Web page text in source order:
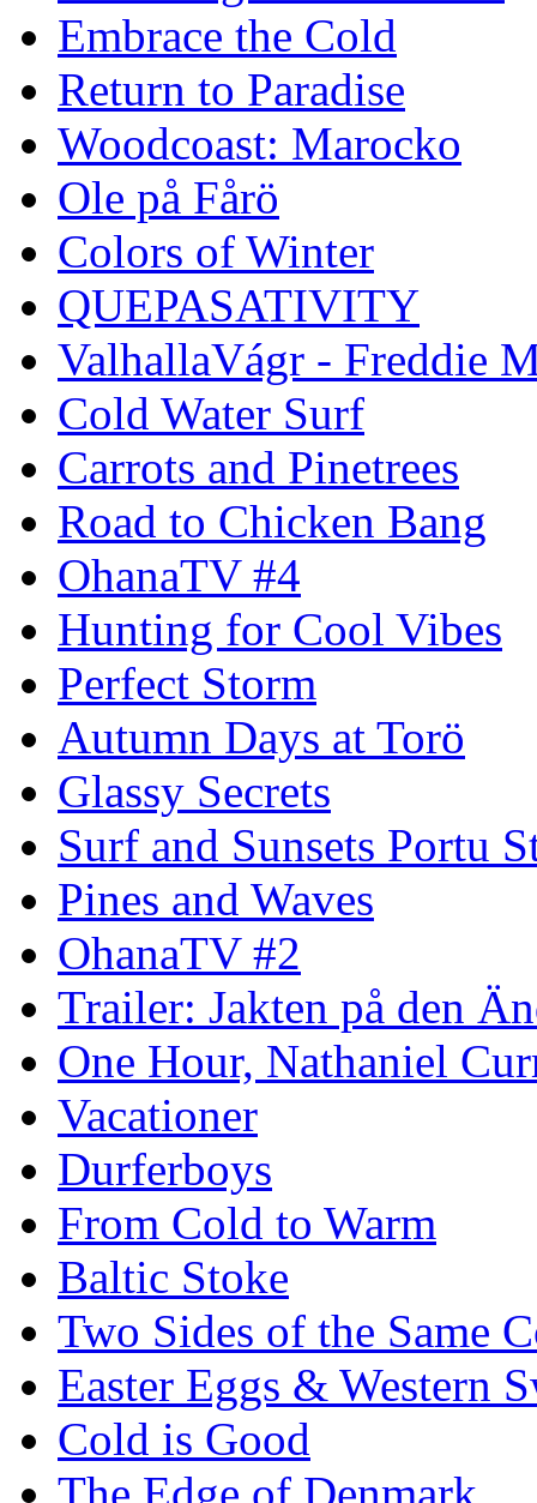
Embrace the Cold
Return to Paradise
Woodcoast: Marocko
Ole på Fårö
Colors of Winter
QUEPASATIVITY
ValhallaVágr - Freddie
Cold Water Surf
Carrots and Pinetrees
Road to Chicken Bang
OhanaTV #4
Hunting for Cool Vibes
Perfect Storm
Autumn Days at Torö
Glassy Secrets
Surf and Sunsets Portu
Pines and Waves
OhanaTV #2
Trailer: Jakten på den
One Hour, Nathaniel
Vacationer
Durferboys
From Cold to Warm
Baltic Stoke
Two Sides of the Same
Easter Eggs & Western
Cold is Good
The Edge of Denmark